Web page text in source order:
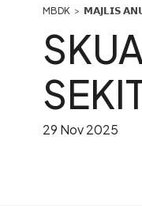
𝗠𝗔𝗝𝗟𝗜𝗦
29 Nov 2025